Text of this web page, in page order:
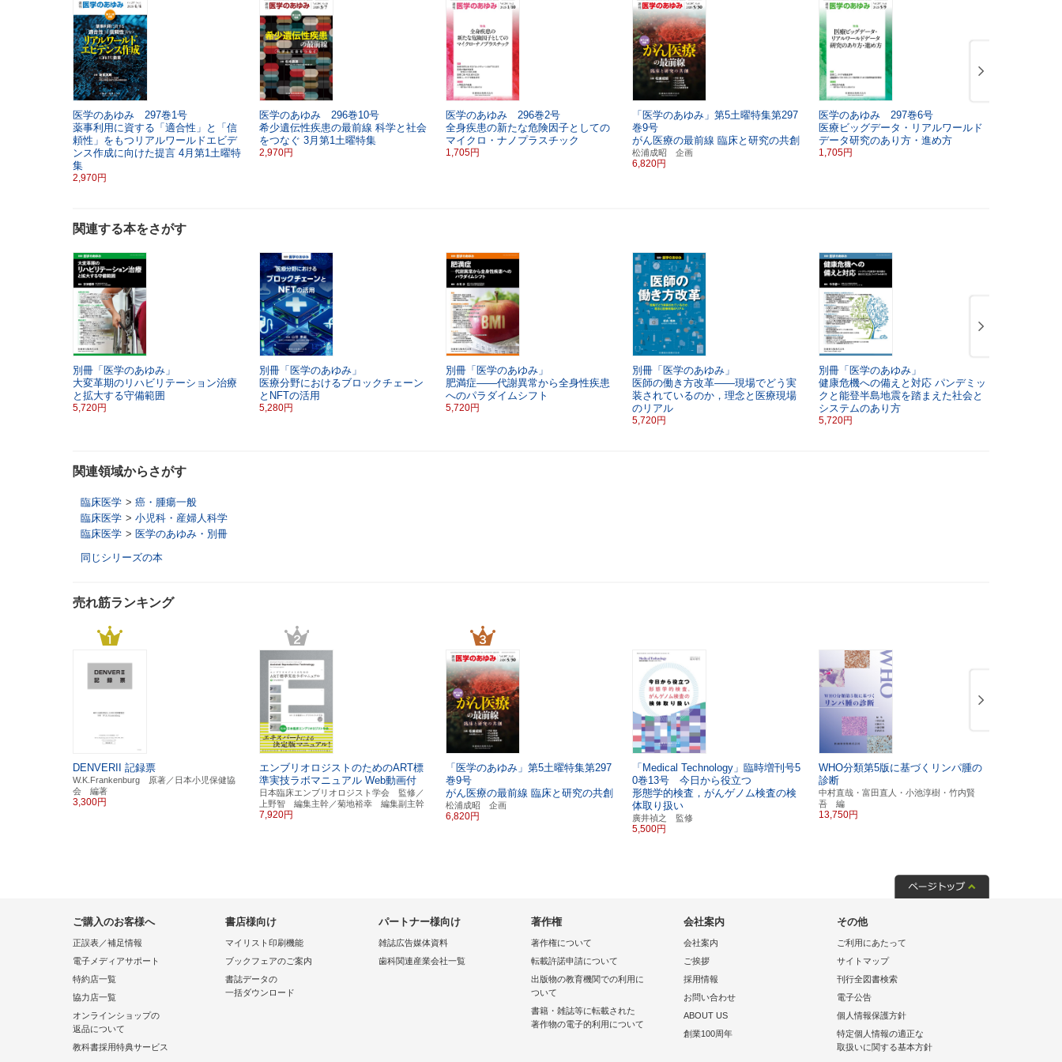
医学のあゆみ 297巻1号
薬事利用に資する「適合性」と「信
頼性」をもつリアルワールドエビデ
ンス作成に向けた提言 4月第1土曜特
集
2,970円
医学のあゆみ 296巻10号
希少遺伝性疾患の最前線 科学と社会
をつなぐ 3月第1土曜特集
2,970円
医学のあゆみ 296巻2号
全身疾患の新たな危険因子としての
マイクロ・ナノプラスチック
1,705円
「医学のあゆみ」第5土曜特集第297
巻9号
がん医療の最前線 臨床と研究の共創
松浦成昭 企画
6,820円
医学のあゆみ 297巻6号
医療ビッグデータ・リアルワールド
データ研究のあり方・進め方
1,705円
関連する本をさがす
別冊「医学のあゆみ」
大変革期のリハビリテーション治療
と拡大する守備範囲
5,720円
別冊「医学のあゆみ」
医療分野におけるブロックチェーン
とNFTの活用
5,280円
別冊「医学のあゆみ」
肥満症――代謝異常から全身性疾患
へのパラダイムシフト
5,720円
別冊「医学のあゆみ」
医師の働き方改革――現場でどう実
装されているのか，理念と医療現場
のリアル
5,720円
別冊「医学のあゆみ」
健康危機への備えと対応 パンデミッ
クと能登半島地震を踏まえた社会と
システムのあり方
5,720円
関連領域からさがす
臨床医学 > 癌・腫瘍一般
臨床医学 > 小児科・産婦人科学
臨床医学 > 医学のあゆみ・別冊
同じシリーズの本
売れ筋ランキング
DENVERII 記録票
W.K.Frankenburg 原著／日本小児保健協
会 編著
3,300円
エンブリオロジストのためのART標
準実技ラボマニュアル Web動画付
日本臨床エンブリオロジスト学会 監修／
上野智 編集主幹／菊地裕幸 編集副主幹
7,920円
「医学のあゆみ」第5土曜特集第297
巻9号
がん医療の最前線 臨床と研究の共創
松浦成昭 企画
6,820円
「Medical Technology」臨時増刊号5
0巻13号 今日から役立つ
形態学的検査，がんゲノム検査の検
体取り扱い
廣井禎之 監修
5,500円
WHO分類第5版に基づくリンパ腫の
診断
中村直哉・富田直人・小池淳樹・竹内賢
吾 編
13,750円
ご購入のお客様へ
正誤表／補足情報
電子メディアサポート
特約店一覧
協力店一覧
オンラインショップの
返品について
教科書採用特典サービス
書店様向け
マイリスト印刷機能
ブックフェアのご案内
書誌データの
一括ダウンロード
パートナー様向け
雑誌広告媒体資料
歯科関連産業会社一覧
著作権
著作権について
転載許諾申請について
出版物の教育機関での利用に
ついて
書籍・雑誌等に転載された
著作物の電子的利用について
会社案内
会社案内
ご挨拶
採用情報
お問い合わせ
ABOUT US
創業100周年
その他
ご利用にあたって
サイトマップ
刊行全図書検索
電子公告
個人情報保護方針
特定個人情報の適正な
取扱いに関する基本方針